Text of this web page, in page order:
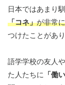
日本ではあまり
「コネ」が非常
つけたことがあり
語学学校の友人
た人たちに
「働